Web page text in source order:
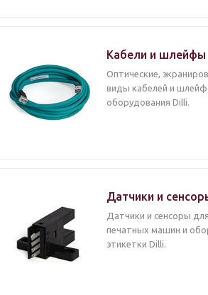
Кабели и шлейфы
Оптические,
виды кабелей и
оборудования Dilli.
Датчики и
Датчики и сенсоры
печатных машин и
этикетки Dilli.